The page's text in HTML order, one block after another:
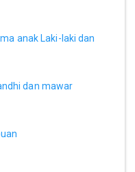
anak Laki-laki dan
dan mawar